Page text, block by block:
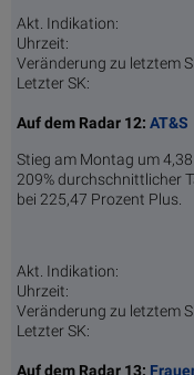
Akt. Indikation:
Uhrzeit:
Veränderung zu letztem
Letzter SK:
Auf dem Radar 12: AT&S
Stieg am Montag um
209% durchschnittlicher
bei 225,47 Prozent Plus.
Akt. Indikation:
Uhrzeit:
Veränderung zu letztem
Letzter SK:
Auf dem Radar 13: